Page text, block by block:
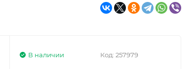
Код: 257979
В наличии